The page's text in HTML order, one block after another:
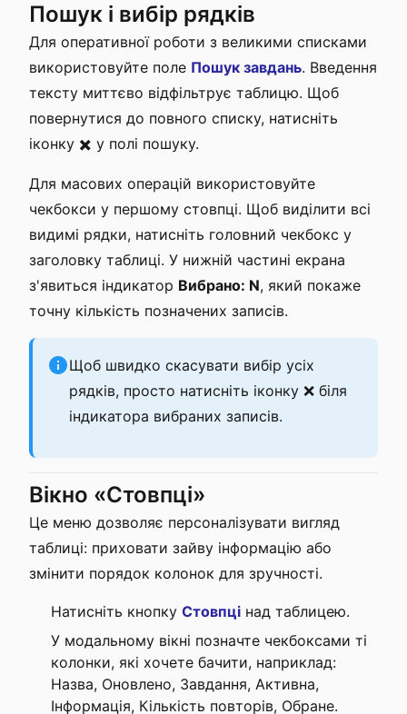
Пошук і вибір рядків
Для оперативної роботи з великими списками
використовуйте поле Пошук завдань. Введення
тексту миттєво відфільтрує таблицю. Щоб
повернутися до повного списку, натисніть
іконку ✖️ у полі пошуку.
Для масових операцій використовуйте
чекбокси у першому стовпці. Щоб виділити всі
видимі рядки, натисніть головний чекбокс у
заголовку таблиці. У нижній частині екрана
з'явиться індикатор Вибрано: N, який покаже
точну кількість позначених записів.
Щоб швидко скасувати вибір усіх
рядків, просто натисніть іконку ❌ біля
індикатора вибраних записів.
Вікно «Стовпці»
Це меню дозволяє персоналізувати вигляд
таблиці: приховати зайву інформацію або
змінити порядок колонок для зручності.
Натисніть кнопку Стовпці над таблицею.
У модальному вікні позначте чекбоксами ті
колонки, які хочете бачити, наприклад:
Назва, Оновлено, Завдання, Активна,
Інформація, Кількість повторів, Обране.